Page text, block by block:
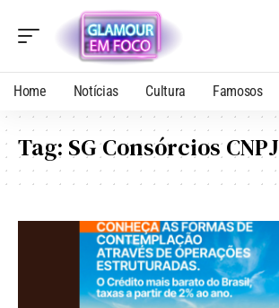
Home Notícias Cultura Famosos
Tag: SG Consórcios CNPJ